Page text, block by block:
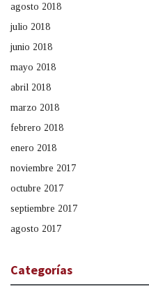
agosto 2018
julio 2018
junio 2018
mayo 2018
abril 2018
marzo 2018
febrero 2018
enero 2018
noviembre 2017
octubre 2017
septiembre 2017
agosto 2017
Categorías